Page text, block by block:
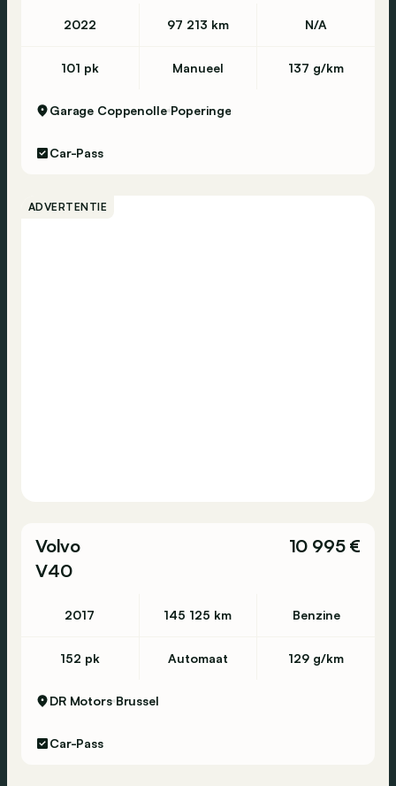
2022 97 213 km N/A
101 pk Manueel 137 g/km
Garage Coppenolle Poperinge
Car-Pass
ADVERTENTIE
Volvo
V40
10 995 €
2017 145 125 km Benzine
152 pk Automaat 129 g/km
DR Motors Brussel
Car-Pass